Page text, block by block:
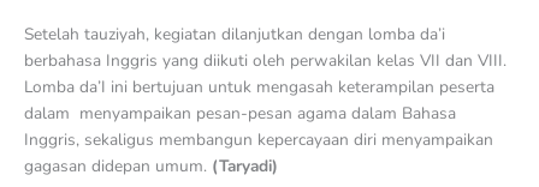
Setelah tauziyah, kegiatan dilanjutkan dengan lomba da’i
berbahasa Inggris yang diikuti oleh perwakilan kelas VII dan VIII.
Lomba da’I ini bertujuan untuk mengasah keterampilan peserta
dalam menyampaikan pesan-pesan agama dalam Bahasa
Inggris, sekaligus membangun kepercayaan diri menyampaikan
gagasan didepan umum. (Taryadi)